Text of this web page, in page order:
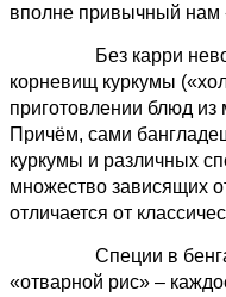
вполне привычный нам
Без карри
корневищ куркумы
приготовлении блюд из
Причём, сами
куркумы и различных
множество зависящих
отличается от
Специи в
«отварной рис» –